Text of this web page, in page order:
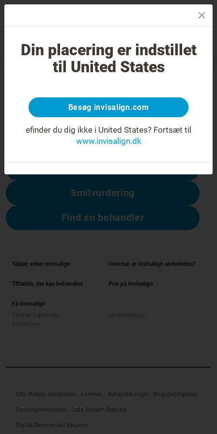
Smilvurdering Find en behandler
404-fejl
Få vendt smilet om
Denne side er ikke tilgængelig, men andre
Smilvurdering
Find en behandler
Sådan virker Invisalign Hvordan er Invisalign anderledes?
Tilfælde, der kan behandles Pris på Invisalign
Få Invisalign
Ofte stillede spørgsmål Karrierer Behandler-login Brugsbetingelser
Fortrolighedspolitik Data Subject Request
Digital Services Act Request
Din placering er indstillet
til United States
Besøg invisalign.com
efinder du dig ikke i United States? Fortsæt til
www.invisalign.dk